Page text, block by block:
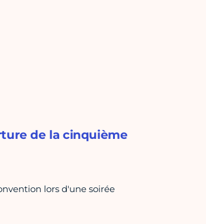
de la cinquième
lors d'une soirée